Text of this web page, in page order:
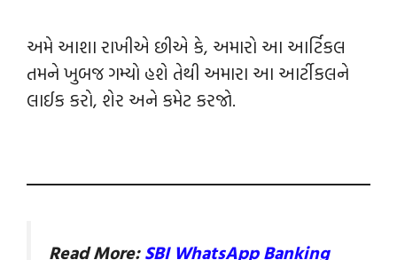
અમે આશા રાખીએ છીએ કે, અમારો આ આર્ટિકલ
તમને ખુબજ ગમ્યો હશે તેથી અમારા આ આર્ટીકલને
લાઈક કરો, શેર અને કમેટ કરજો.
Read More:SBI WhatsApp Banking